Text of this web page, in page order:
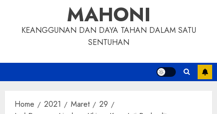
MAHONI
KEANGGUNAN DAN DAYA TAHAN DALAM SATU
SENTUHAN
Home 2021 Maret
29